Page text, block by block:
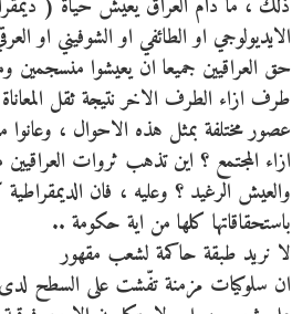
الايديولوجي او الطائفي او الشوفيني او
حق العراقيين جميعا ان يعيشوا منسجمين
طرف ازاء الطرف الاخر نتيجة ثقل
عصور مختلفة بمثل هذه الاحوال ، وعانوا
ازاء المجتمع ؟ اين تذهب ثروات
والعيش الرغيد ؟ وعليه ، فان
باستحقاقاتها كلها من اية حكومة ..
لا نريد طبقة حاكمة لشعب مقهور
ان سلوكيات مزمنة تفّشت على السطح لدى